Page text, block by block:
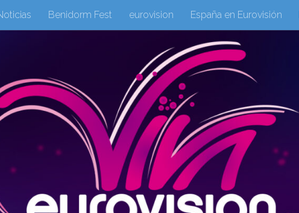
Benidorm Fest eurovision España en Eurovisión
eurovision 2020 Eurovision 2021
Columnas Columnas eurovision Eurovisión 2016
Galeria Multimedia Inicio Noticia operacion triunfo